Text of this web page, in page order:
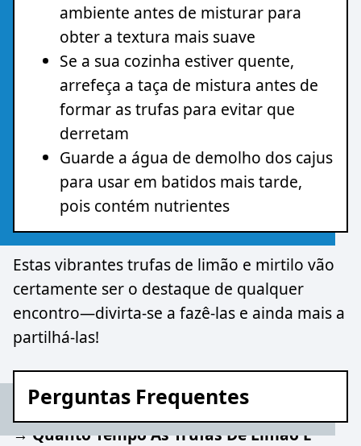
ambiente antes de misturar para
obter a textura mais suave
Se a sua cozinha estiver quente,
arrefeça a taça de mistura antes de
formar as trufas para evitar que
derretam
Guarde a água de demolho dos cajus
para usar em batidos mais tarde,
pois contém nutrientes
Estas vibrantes trufas de limão e mirtilo vão
certamente ser o destaque de qualquer
encontro—divirta-se a fazê-las e ainda mais a
partilhá-las!
Perguntas Frequentes
→ Quanto Tempo As Trufas De Limão E